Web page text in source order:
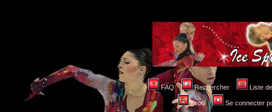
FAQ Rechercher Liste
Profil Se connecter